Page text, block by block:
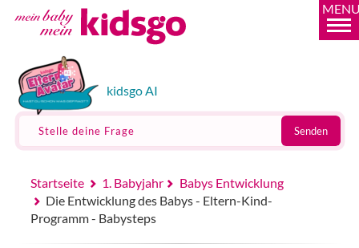
kidsgo AI
Stelle deine Frage Senden
Startseite 1. Babyjahr
Babys Entwicklung
Die Entwicklung des Babys - Eltern-Kind-
Programm - Babysteps